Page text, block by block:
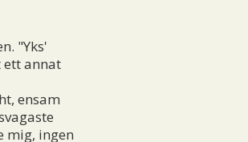
"Yks'
ett annat
ensam
mig, ingen